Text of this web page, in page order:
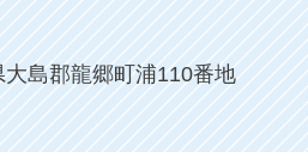
島郡龍郷町浦110番地